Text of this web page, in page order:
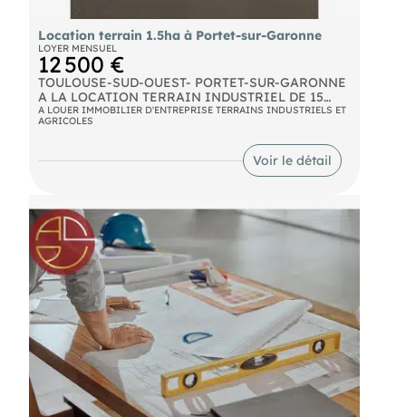
Location terrain 1.5ha à Portet-sur-Garonne
LOYER MENSUEL
12 500 €
TOULOUSE-SUD-OUEST- PORTET-SUR-GARONNE
A LA LOCATION TERRAIN INDUSTRIEL DE 15
000 M² . déalement situé dans une zone tertiaire
animée et à proximité immédiate de la rocade, ce
terrain industriel à louer est parfait pour diverses
activités. Sa surface bitumée permet la circulation
de gros porteurs, et il est plat, viabilisé et clôturé.
A LOUER IMMOBILIER D'ENTREPRISE TERRAINS INDUSTRIELS ET
AGRICOLES
Voir le détail